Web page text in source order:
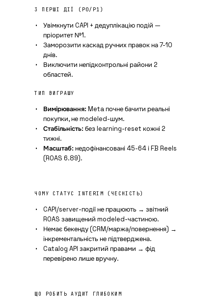
3 ПЕРШІ ДІЇ (P0/P1)
Увімкнути CAPI + дедуплікацію подій —
пріоритет №1.
Заморозити каскад ручних правок на 7-10
днів.
Виключити непідконтрольні райони 2
областей.
ТИП ВИГРАШУ
Вимірювання: Meta почне бачити реальні
покупки, не modeled-шум.
Стабільність: без learning-reset кожні 2
тижні.
Масштаб: недофінансовані 45-64 і FB Reels
(ROAS 6.89).
ЧОМУ СТАТУС INTERIM (ЧЕСНІСТЬ)
CAPI/server-події не працюють → звітний
ROAS завищений modeled-частиною.
Немає бекенду (CRM/маржа/повернення) →
інкрементальність не підтверджена.
Catalog API закритий правами → фід
перевірено лише вручну.
ЩО РОБИТЬ АУДИТ ГЛИБОКИМ